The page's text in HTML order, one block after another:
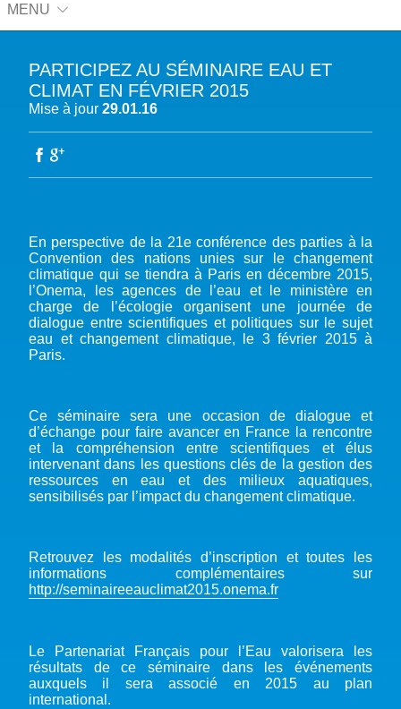
MENU
A PROPOS DU PFE
NOTRE MISSION
L’EAU DANS LES OBJECTIFS DU DÉVELOPPEMENT DURABLE (ODD)
EAU & CLIMAT
ACCÈS À LA WASH DANS LES CONTEXTES DE CRISES ET FRAGILITÉS
WASH ROAD MAP
CRISE UKRAINIENNE 2022
EAUX, SOLS, AGROÉCOLOGIE ET SÉCURITÉ ALIMENTAIRE
AUTRES EXPERTISES
NOS PRODUCTIONS
FORUM URBAIN MONDIAL – LE CAIRE 2024
COP16 BIODIVERSITÉ – CALI 2024
FORUM MONDIAL DE L’EAU – BALI 2024
COP28 CLIMAT – DUBAÏ 2023
CONFÉRENCE ONU SUR L’EAU – NEW YORK 2023
PRESSE
PARTICIPEZ AU SÉMINAIRE EAU ET
CLIMAT EN FÉVRIER 2015
Mise à jour 29.01.16
En perspective de la 21e conférence des parties à la
Convention des nations unies sur le changement
climatique qui se tiendra à Paris en décembre 2015,
l’Onema, les agences de l’eau et le ministère en
charge de l’écologie organisent une journée de
dialogue entre scientifiques et politiques sur le sujet
eau et changement climatique, le 3 février 2015 à
Paris.
Ce séminaire sera une occasion de dialogue et
d’échange pour faire avancer en France la rencontre
et la compréhension entre scientifiques et élus
intervenant dans les questions clés de la gestion des
ressources en eau et des milieux aquatiques,
sensibilisés par l’impact du changement climatique.
Retrouvez les modalités d’inscription et toutes les
informations complémentaires sur
http://seminaireeauclimat2015.onema.fr
Le Partenariat Français pour l’Eau valorisera les
résultats de ce séminaire dans les événements
auxquels il sera associé en 2015 au plan
international.